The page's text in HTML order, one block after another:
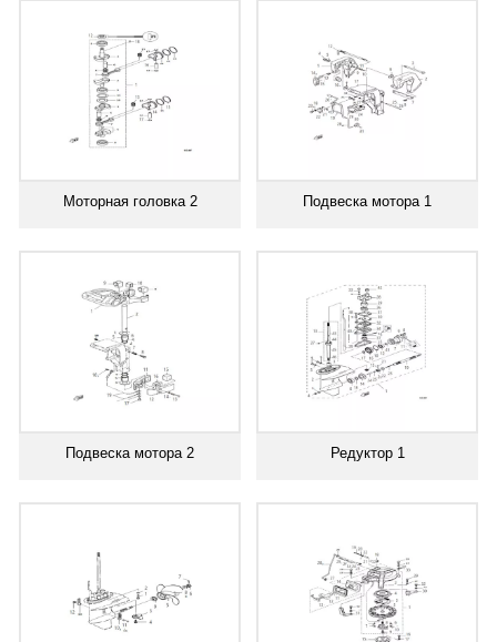
Моторная головка 2 Подвеска мотора 1
Подвеска мотора 2 Редуктор 1